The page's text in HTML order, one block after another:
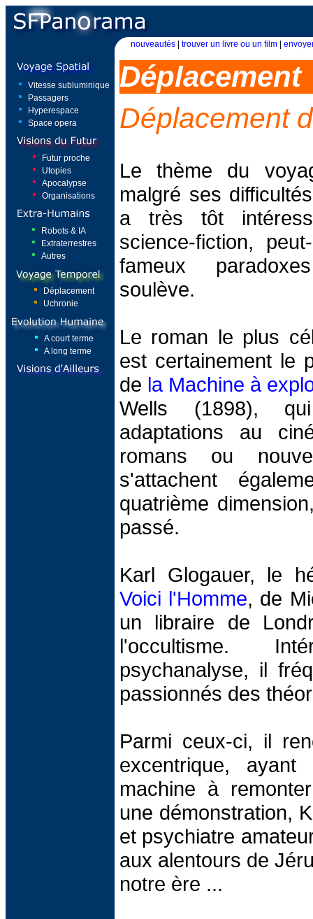
nouveautés trouver un livre ou un film
Vitesse subluminique
Passagers
Hyperespace
Space opera
Futur proche
Utopies
Apocalypse
Organisations
Robots & IA
Extraterrestres
Autres
Déplacement
Uchronie
A court terme
A long terme
Déplacement
Déplacement
Le thème du
malgré ses
a très tôt
science-fiction,
fameux
soulève.
Le roman le plus
est certainement le
de la Machine à
Wells (1898),
adaptations au
romans ou
s'attachent
quatrième
passé.
Karl Glogauer, le
Voici l'Homme, de
un libraire de
l'occultisme.
psychanalyse, il
passionnés des
Parmi ceux-ci, il
excentrique,
machine à
une démonstration,
et psychiatre
aux alentours de
notre ère ...